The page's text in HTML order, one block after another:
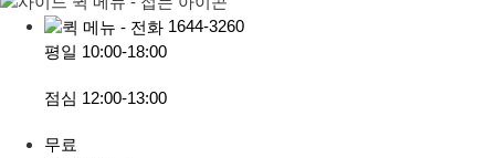
1644-3260
평일 10:00-18:00
점심 12:00-13:00
무료